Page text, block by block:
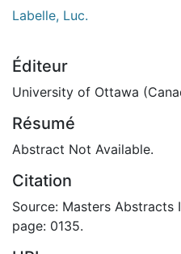
Labelle, Luc.
Éditeur
University of Ottawa
Résumé
Abstract Not Available.
Citation
Source: Masters Abstracts
page: 0135.